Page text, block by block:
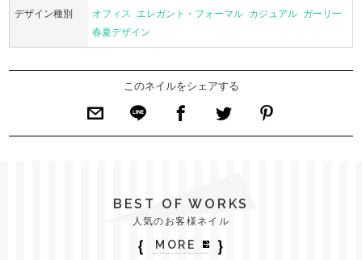
デザイン種別 オフィス エレガント・フォーマル カジュアル ガーリー
春夏デザイン
このネイルをシェアする
BEST OF WORKS
人気のお客様ネイル
｛ MORE ｝